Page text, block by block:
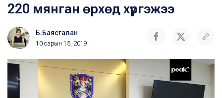
220 мянган өрхөд хүргэжээ
Б.Баясгалан
10 сарын 15, 2019